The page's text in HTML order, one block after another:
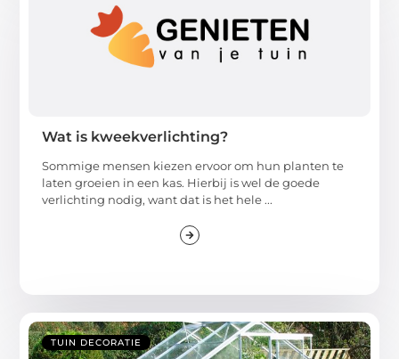
Wat is kweekverlichting?
Sommige mensen kiezen ervoor om hun planten te
laten groeien in een kas. Hierbij is wel de goede
verlichting nodig, want dat is het hele ...
TUIN DECORATIE